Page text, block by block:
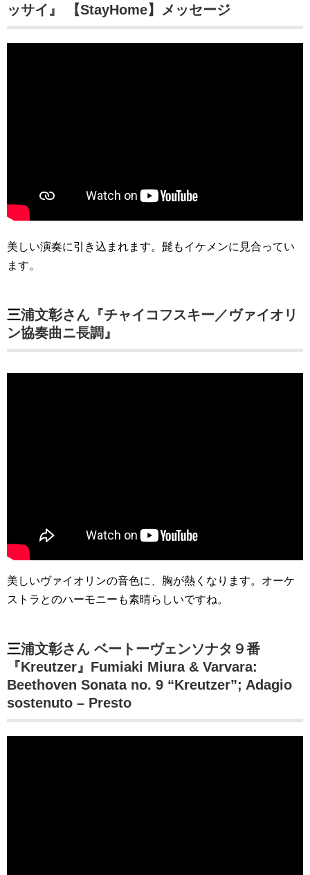
ッサイ』 【StayHome】メッセージ
美しい演奏に引き込まれます。髭もイケメンに見合ってい
ます。
三浦文彰さん『チャイコフスキー／ヴァイオリ
ン協奏曲ニ長調』
美しいヴァイオリンの音色に、胸が熱くなります。オーケ
ストラとのハーモニーも素晴らしいですね。
三浦文彰さん ベートーヴェンソナタ９番
『Kreutzer』Fumiaki Miura & Varvara:
Beethoven Sonata no. 9 “Kreutzer”; Adagio
sostenuto – Presto